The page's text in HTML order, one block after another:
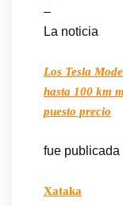
–
La noticia
Los Tesla
hasta 100 km
puesto precio
fue publicada
Xataka